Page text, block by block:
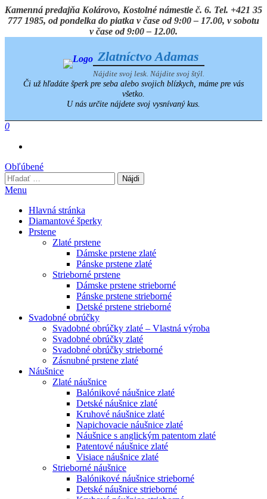
Preskočiť
na
Kamenná predajňa Kolárovo, Kostolné námestie č. 6. Tel. +421 35
777 1985, od pondelka do piatka v čase od 9:00 – 17.00, v sobotu
v čase od 9:00 – 12.00.
Zlatníctvo Adamas
Nájdite svoj lesk. Nájdite svoj štýl.
Či už hľadáte šperk pre seba alebo svojich blízkych, máme pre vás
všetko.
U nás určite nájdete svoj vysnívaný kus.
0
Obľúbené
Hľadať:
Menu
Hlavná stránka
Diamantové šperky
Prstene
Zlaté prstene
Dámske prstene zlaté
Pánske prstene zlaté
Strieborné prstene
Dámske prstene strieborné
Pánske prstene strieborné
Detské prstene strieborné
Svadobné obrúčky
Svadobné obrúčky zlaté – Vlastná výroba
Svadobné obrúčky zlaté
Svadobné obrúčky strieborné
Zásnubné prstene zlaté
Náušnice
Zlaté náušnice
Balónikové náušnice zlaté
Detské náušnice zlaté
Kruhové náušnice zlaté
Napichovacie náušnice zlaté
Náušnice s anglickým patentom zlaté
Patentové náušnice zlaté
Visiace náušnice zlaté
Strieborné náušnice
Balónikové náušnice strieborné
Detské náušnice strieborné